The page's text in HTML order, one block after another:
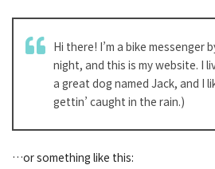
Hi there! I’m a bike messenger
night, and this is my website. I
a great dog named Jack, and I
gettin’ caught in the rain.)
…or something like this: